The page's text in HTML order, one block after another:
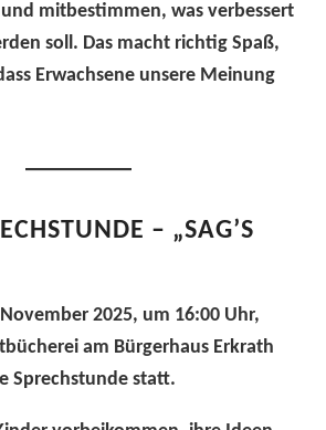
mitbestimmen, was verbessert
soll. Das macht richtig Spaß,
Erwachsene unsere Meinung
– „SAG’S
2025, um 16:00 Uhr,
am Bürgerhaus Erkrath
Sprechstunde statt.